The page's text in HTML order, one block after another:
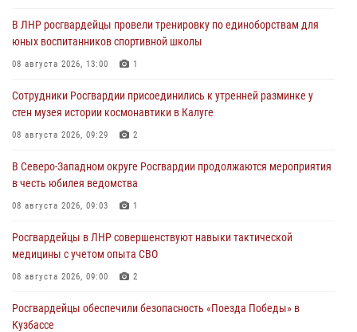
В ЛНР росгвардейцы провели тренировку по единоборствам для
юных воспитанников спортивной школы
08 августа 2026, 13:00 1
Сотрудники Росгвардии присоединились к утренней разминке у
стен музея истории космонавтики в Калуге
08 августа 2026, 09:29 2
В Северо-Западном округе Росгвардии продолжаются мероприятия
в честь юбилея ведомства
08 августа 2026, 09:03 1
Росгвардейцы в ЛНР совершенствуют навыки тактической
медицины с учетом опыта СВО
08 августа 2026, 09:00 2
Росгвардейцы обеспечили безопасность «Поезда Победы» в
Кузбассе